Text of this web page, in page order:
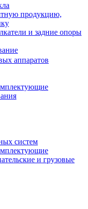
продукцию,
и задние опоры
аппаратов
систем
и грузовые